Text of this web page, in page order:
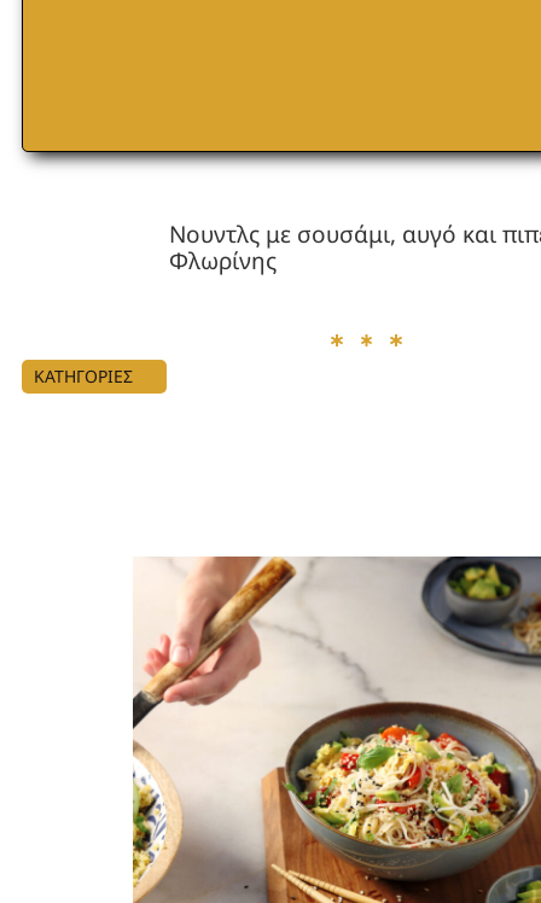
ΚΑΤΗΓΟΡΙΕΣ
Νουντλς με σουσάμι, αυγό και
Φλωρίνης